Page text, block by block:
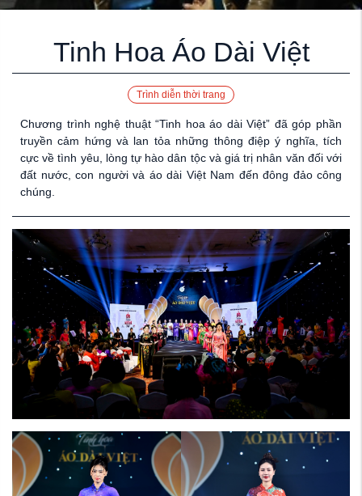
Tinh Hoa Áo Dài Việt
Trình diễn thời trang
Chương trình nghệ thuật “Tinh hoa áo dài Việt” đã góp phần
truyền cảm hứng và lan tỏa những thông điệp ý nghĩa, tích
cực về tình yêu, lòng tự hào dân tộc và giá trị nhân văn đối với
đất nước, con người và áo dài Việt Nam đến đông đảo công
chúng.